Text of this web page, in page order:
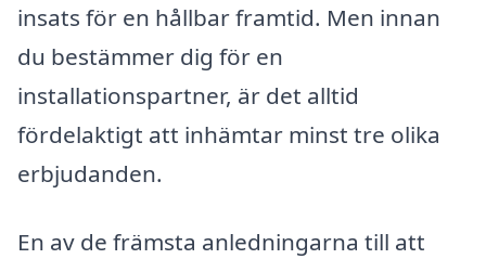
insats för en hållbar framtid. Men innan
du bestämmer dig för en
installationspartner, är det alltid
fördelaktigt att inhämtar minst tre olika
erbjudanden.
En av de främsta anledningarna till att